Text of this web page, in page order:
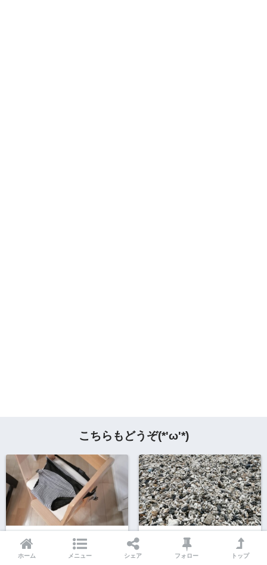
こちらもどうぞ(*'ω'*)
ベビーチェアベルトが便利で
二人目にして買ってよかっ
た！お出かけにも重宝します
子どもに「お片付けして」と
言ってもなかなかできない＆
しない理由
ホーム メニュー シェア フォロー トップ